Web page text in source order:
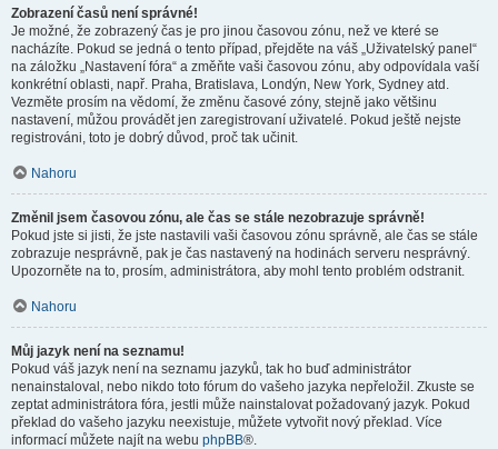
Zobrazení časů není správné!
Je možné, že zobrazený čas je pro jinou časovou zónu, než ve které se
nacházíte. Pokud se jedná o tento případ, přejděte na váš „Uživatelský panel“
na záložku „Nastavení fóra“ a změňte vaši časovou zónu, aby odpovídala vaší
konkrétní oblasti, např. Praha, Bratislava, Londýn, New York, Sydney atd.
Vezměte prosím na vědomí, že změnu časové zóny, stejně jako většinu
nastavení, můžou provádět jen zaregistrovaní uživatelé. Pokud ještě nejste
registrováni, toto je dobrý důvod, proč tak učinit.
Nahoru
Změnil jsem časovou zónu, ale čas se stále nezobrazuje správně!
Pokud jste si jisti, že jste nastavili vaši časovou zónu správně, ale čas se stále
zobrazuje nesprávně, pak je čas nastavený na hodinách serveru nesprávný.
Upozorněte na to, prosím, administrátora, aby mohl tento problém odstranit.
Nahoru
Můj jazyk není na seznamu!
Pokud váš jazyk není na seznamu jazyků, tak ho buď administrátor
nenainstaloval, nebo nikdo toto fórum do vašeho jazyka nepřeložil. Zkuste se
zeptat administrátora fóra, jestli může nainstalovat požadovaný jazyk. Pokud
překlad do vašeho jazyku neexistuje, můžete vytvořit nový překlad. Více
informací můžete najít na webu phpBB®.